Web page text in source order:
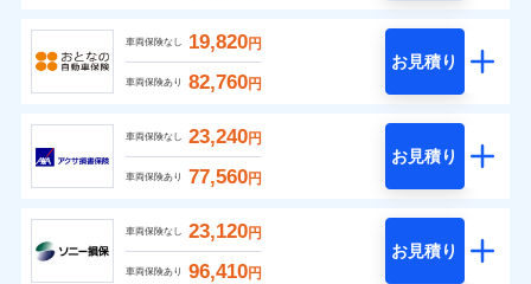
車両保険なし 19,820円
車両保険あり 82,760円
お見積り
車両保険なし 23,240円
車両保険あり 77,560円
お見積り
車両保険なし 23,120円
車両保険あり 96,410円
お見積り